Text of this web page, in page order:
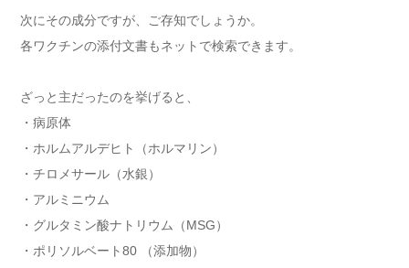
次にその成分ですが、ご存知でしょうか。
各ワクチンの添付文書もネットで検索できます。
ざっと主だったのを挙げると、
・病原体
・ホルムアルデヒト（ホルマリン）
・チロメサール（水銀）
・アルミニウム
・グルタミン酸ナトリウム（MSG）
・ポリソルベート80 （添加物）